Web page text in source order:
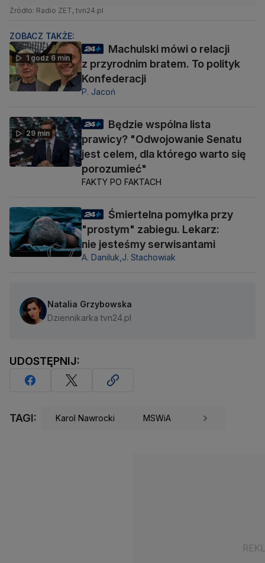
Źródło: Radio ZET, tvn24.pl
ZOBACZ TAKŻE:
1 godz 6 min
Machulski mówi o relacji
z przyrodnim bratem. To polityk
Konfederacji
P. Jacoń
29 min
Będzie wspólna lista
prawicy? "Odwojowanie Senatu
jest celem, dla którego warto się
porozumieć"
FAKTY PO FAKTACH
Śmiertelna pomyłka przy
"prostym" zabiegu. Lekarz:
nie jesteśmy serwisantami
A. Daniluk, J. Stachowiak
Natalia Grzybowska
Dziennikarka tvn24.pl
UDOSTĘPNIJ:
TAGI: Karol Nawrocki MSWiA